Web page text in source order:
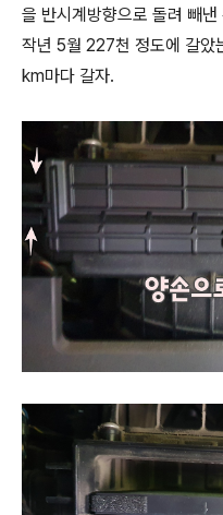
을 반시계방향으로 돌려 빼낸
작년 5월 227천 정도에 갈았
km마다 갈자.